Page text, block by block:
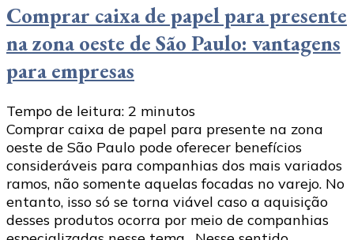
Comprar caixa de papel para presente
na zona oeste de São Paulo: vantagens
para empresas
Tempo de leitura: 2 minutos
Comprar caixa de papel para presente na zona
oeste de São Paulo pode oferecer benefícios
consideráveis para companhias dos mais variados
ramos, não somente aquelas focadas no varejo. No
entanto, isso só se torna viável caso a aquisição
desses produtos ocorra por meio de companhias